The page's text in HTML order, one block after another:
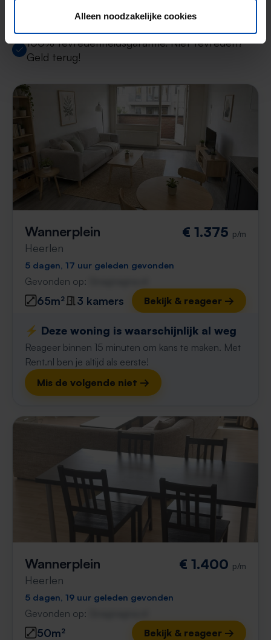
Alleen noodzakelijke cookies
Uitstekende helpdesk
100% tevredenheidsgarantie. Niet tevreden?
Geld terug!
Wannerplein
Heerlen
€ 1.375 p/m
5 dagen, 17 uur geleden gevonden
Gevonden op:
65m² 3 kamers Bekijk & reageer →
⚡️ Deze woning is waarschijnlijk al weg
Reageer binnen 15 minuten om kans te maken. Met
Rent.nl ben je altijd als eerste!
Mis de volgende niet →
Wannerplein
Heerlen
€ 1.400 p/m
5 dagen, 19 uur geleden gevonden
Gevonden op:
50m² Bekijk & reageer →